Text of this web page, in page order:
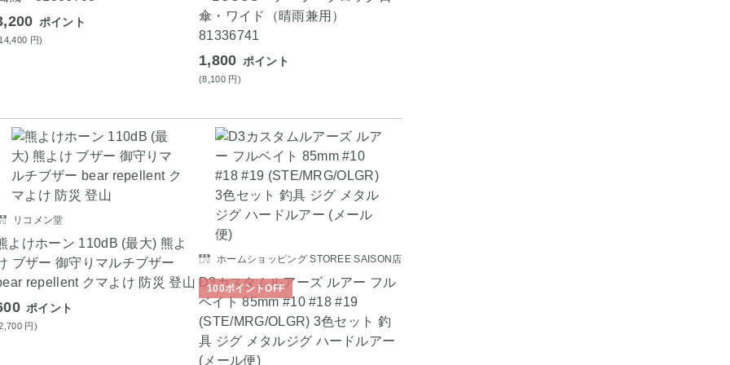
ポイント
円)
傘・ワイド（晴雨兼用）
81336741
1,800 ポイント
(8,100 円)
リコメン堂
よけホーン 110dB (最大) 熊よ
ブザー 御守りマルチブザー
repellent クマよけ 防災 登山
ポイント
円)
ホームショッピング STOREE SAISON店
D3カスタムルアーズ ルアー フル
ベイト 85mm #10 #18 #19
(STE/MRG/OLGR) 3色セット 釣
具 ジグ メタルジグ ハードルアー
(メール便)
100ポイントOFF